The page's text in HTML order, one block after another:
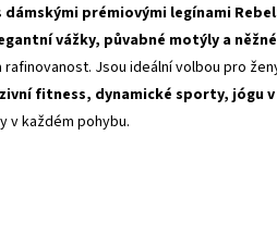
dámskými prémiovými legínami
vážky, půvabné motýly a
Jsou ideální volbou pro
fitness, dynamické sporty, jógu
v každém pohybu.